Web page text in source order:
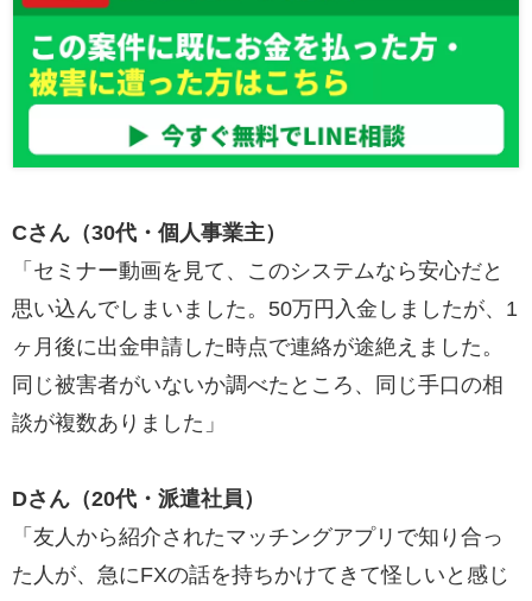
Cさん（30代・個人事業主）
「セミナー動画を見て、このシステムなら安心だと
思い込んでしまいました。50万円入金しましたが、1
ヶ月後に出金申請した時点で連絡が途絶えました。
同じ被害者がいないか調べたところ、同じ手口の相
談が複数ありました」
Dさん（20代・派遣社員）
「友人から紹介されたマッチングアプリで知り合っ
た人が、急にFXの話を持ちかけてきて怪しいと感じ